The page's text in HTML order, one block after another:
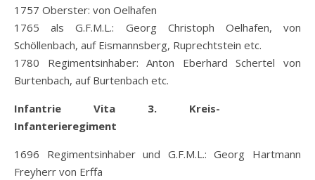
1757 Oberster: von Oelhafen
1765 als G.F.M.L.: Georg Christoph Oelhafen, von
Schöllenbach, auf Eismannsberg, Ruprechtstein etc.
1780 Regimentsinhaber: Anton Eberhard Schertel von
Burtenbach, auf Burtenbach etc.
Infantrie Vita 3. Kreis-
Infanterieregiment
1696 Regimentsinhaber und G.F.M.L.: Georg Hartmann
Freyherr von Erffa